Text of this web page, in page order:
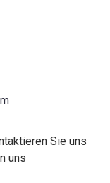
Sie uns
uns